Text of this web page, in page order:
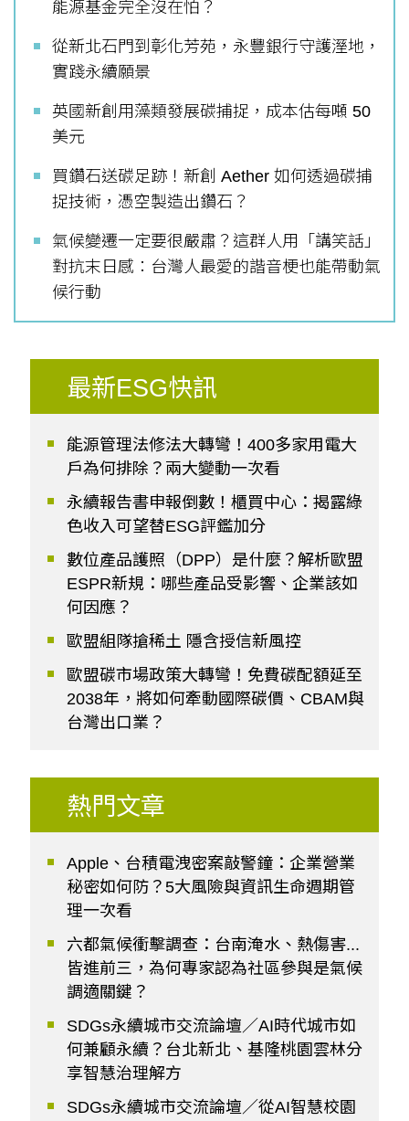
能源基金完全沒在怕？
從新北石門到彰化芳苑，永豐銀行守護溼地，
實踐永續願景
英國新創用藻類發展碳捕捉，成本估每噸 50
美元
買鑽石送碳足跡！新創 Aether 如何透過碳捕
捉技術，憑空製造出鑽石？
氣候變遷一定要很嚴肅？這群人用「講笑話」
對抗末日感：台灣人最愛的諧音梗也能帶動氣
候行動
最新ESG快訊
能源管理法修法大轉彎！400多家用電大
戶為何排除？兩大變動一次看
永續報告書申報倒數！櫃買中心：揭露綠
色收入可望替ESG評鑑加分
數位產品護照（DPP）是什麼？解析歐盟
ESPR新規：哪些產品受影響、企業該如
何因應？
歐盟組隊搶稀土 隱含授信新風控
歐盟碳市場政策大轉彎！免費碳配額延至
2038年，將如何牽動國際碳價、CBAM與
台灣出口業？
熱門文章
Apple、台積電洩密案敲警鐘：企業營業
秘密如何防？5大風險與資訊生命週期管
理一次看
六都氣候衝擊調查：台南淹水、熱傷害...
皆進前三，為何專家認為社區參與是氣候
調適關鍵？
SDGs永續城市交流論壇／AI時代城市如
何兼顧永續？台北新北、基隆桃園雲林分
享智慧治理解方
SDGs永續城市交流論壇／從AI智慧校園